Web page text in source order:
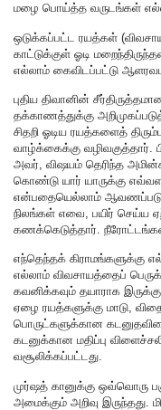
மழை பொய்த்த வருடங்கள்
ஒடுக்கப்பட்ட ரயத்கள்
காட்டுக்குள் ஓடி
எல்லாம் கைவிடப்பட்டு
புதிய திவானின்
தக்காணத்துக்கு
சிதறி ஓடிய ரயத்களைத்
வாழ்க்கைக்கு வழிவகுத்தார்.
அவர், விஷயம் தெரிந்த
கொண்டு யார் யாருக்கு
என்பதையெல்லாம்
நிலங்கள் எவை, பயிர் செய்ய
கணக்கெடுத்தார்.
எந்தெந்தக்
எல்லாம் விவசாயத்தைப்
கவனிக்கவும் தயாராக
ஏழை ரயத்களுக்கு மாடு,
பொருட்களுக்கான
கடனுக்கான மதிப்பு
வசூலிக்கப்பட்டது.
முர்ஷத் கானுக்கு ஒவ்வொரு
அமைக்கும் அறிவு இருந்தது.